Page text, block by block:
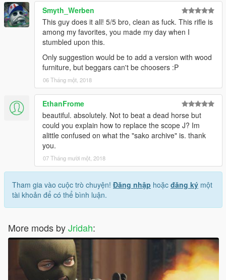
Smyth_Werben
This guy does it all! 5/5 bro, clean as fuck. This rifle is
among my favorites, you made my day when I
stumbled upon this.
Only suggestion would be to add a version with wood
furniture, but beggars can't be choosers :P
06 Tháng một, 2018
EthanFrome
beautiful. absolutely. Not to beat a dead horse but
could you explain how to replace the scope J? Im
alittle confused on what the "sako archive" is. thank
you.
07 Tháng mười một, 2018
Tham gia vào cuộc trò chuyện! Đăng nhập hoặc đăng ký một
tài khoản để có thể bình luận.
More mods byJridah: